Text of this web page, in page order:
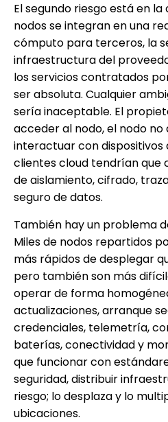
El segundo riesgo está en
nodos se integran en una
cómputo para terceros, la
infraestructura del
los servicios contratados
ser absoluta. Cualquier
sería inaceptable. El
acceder al nodo, el nodo
interactuar con dispositivos
clientes cloud tendrían
de aislamiento, cifrado,
seguro de datos.
También hay un problema
Miles de nodos repartidos
más rápidos de desplegar
pero también son más
operar de forma
actualizaciones, arranque
credenciales, telemetría,
baterías, conectividad y
que funcionar con
seguridad, distribuir
riesgo; lo desplaza y lo
ubicaciones.